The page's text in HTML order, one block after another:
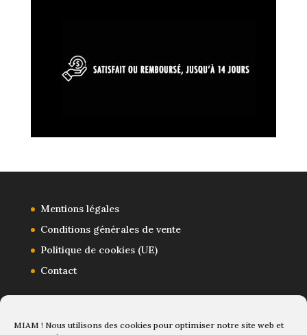
MIAM ! Nous utilisons des cookies pour optimiser notre site web et
Mentions légales
Conditions générales de vente
Politique de cookies (UE)
Contact